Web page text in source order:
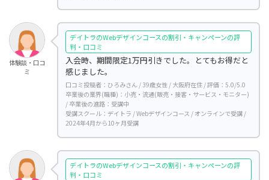
体験談・口コ
ミ
デイトラのWebデザインコースの割引・キャンペーンの評
判・口コミ
入会時、期間限定1万円引きでした。とてもお得だと
感じました。
口コミ投稿者：ひろみさん / 39歳女性 / 大阪府在住 / 評価：5.0/5.0
卒業後の業界(職種)：小売・流通(販売・接客・サービス・モニター)
/ 卒業後の進路：受講中
受講スクール：デイトラ / Webデザインコース / オンラインで受講 /
2024年4月から10ヶ月受講
デイトラのWebデザインコースの割引・キャンペーンの評
判・口コミ